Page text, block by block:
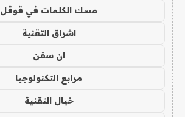
مسك الكلمات في قوقل
اشراق التقنية
ان سفن
مرابع التكنولوجيا
خيال التقنية